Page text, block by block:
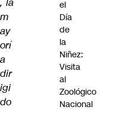
m
ay
orí
a
dir
igi
do
el
Día
de
la
Niñez:
Visita
al
Zoológico
Nacional